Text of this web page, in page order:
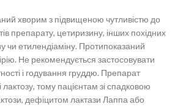
хворим з підвищеною чутливістю до
препарату, цетиризину, інших похідних
чи етилендіаміну. Протипоказаний
Не рекомендується застосовувати
і годування груддю. Препарат
лактозу, тому пацієнтам зі спадковою
дефіцитом лактази Лаппа або